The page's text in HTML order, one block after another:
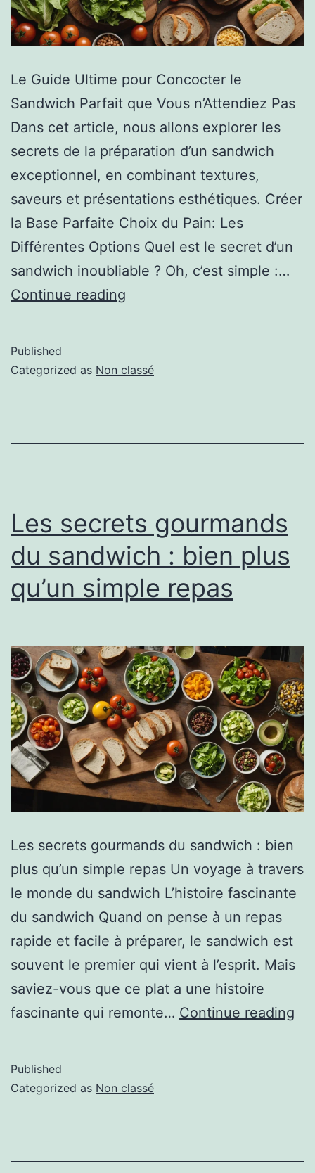
Le Guide Ultime pour Concocter le
Sandwich Parfait que Vous n’Attendiez Pas
Dans cet article, nous allons explorer les
secrets de la préparation d’un sandwich
exceptionnel, en combinant textures,
saveurs et présentations esthétiques. Créer
la Base Parfaite Choix du Pain: Les
Différentes Options Quel est le secret d’un
sandwich inoubliable ? Oh, c’est simple :…
Continue reading
Published
Categorized as Non classé
Les secrets gourmands
du sandwich : bien plus
qu’un simple repas
Les secrets gourmands du sandwich : bien
plus qu’un simple repas Un voyage à travers
le monde du sandwich L’histoire fascinante
du sandwich Quand on pense à un repas
rapide et facile à préparer, le sandwich est
souvent le premier qui vient à l’esprit. Mais
saviez-vous que ce plat a une histoire
fascinante qui remonte… Continue reading
Published
Categorized as Non classé